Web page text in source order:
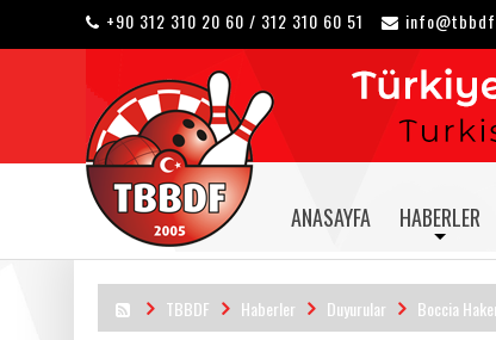
+90 312 310 20 60 / 312 310 60 51
ANASAYFA HABERLER
TBBDF Haberler Duyurular Boccia